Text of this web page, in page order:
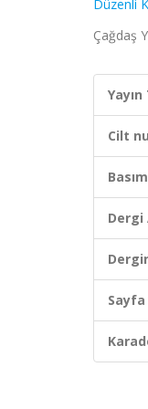
Düzenli
Çağdaş
Cilt
Dergi
Sayfa